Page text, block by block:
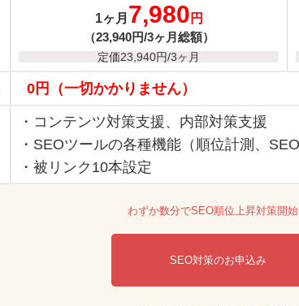
1ヶ月 7,980 円
（23,940円/3ヶ月総額）
定価23,940円/3ヶ月
0円（一切かかりません）
・コンテンツ対策支援、内部対策支援
・SEOツールの各種機能（順位計測、
・被リンク10本設定
わずか数分でSEO順位上昇対策開始
SEO対策のお申込み